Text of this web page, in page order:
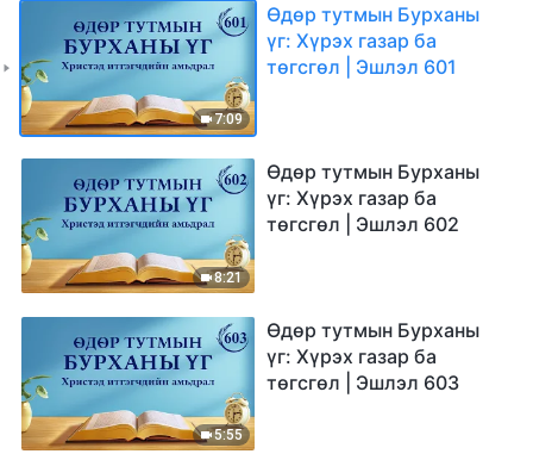
7:09
Өдөр тутмын Бурханы
үг: Хүрэх газар ба
төгсгөл | Эшлэл 601
8:21
Өдөр тутмын Бурханы
үг: Хүрэх газар ба
төгсгөл | Эшлэл 602
5:55
Өдөр тутмын Бурханы
үг: Хүрэх газар ба
төгсгөл | Эшлэл 603